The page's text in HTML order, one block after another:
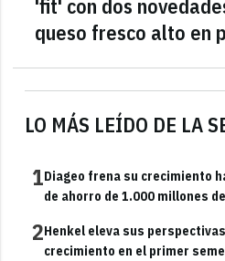
LO MÁS LEÍDO DE LA
1Diageo frena su crecimiento
de ahorro de 1.000 millones
2Henkel eleva sus
crecimiento en el primer
'fit' con dos
queso fresco alto en